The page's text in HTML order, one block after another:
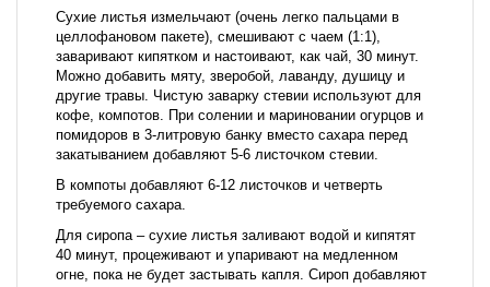
Сухие листья измельчают (очень легко пальцами в
целлофановом пакете), смешивают с чаем (1:1),
заваривают кипятком и настоивают, как чай, 30 минут.
Можно добавить мяту, зверобой, лаванду, душицу и
другие травы. Чистую заварку стевии используют для
кофе, компотов. При солении и мариновании огурцов и
помидоров в 3-литровую банку вместо сахара перед
закатыванием добавляют 5-6 листочком стевии.
В компоты добавляют 6-12 листочков и четверть
требуемого сахара.
Для сиропа – сухие листья заливают водой и кипятят
40 минут, процеживают и упаривают на медленном
огне, пока не будет застывать капля. Сироп добавляют